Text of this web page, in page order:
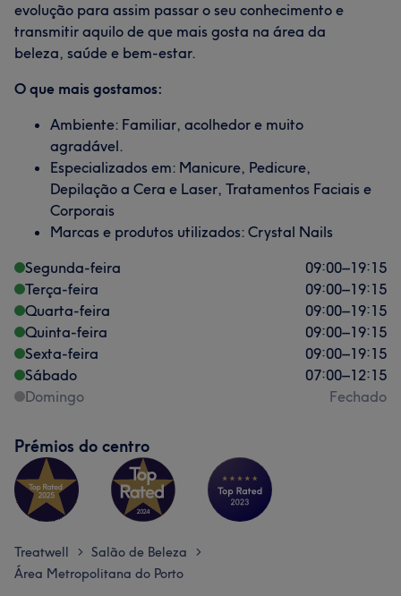
evolução para assim passar o seu conhecimento e
transmitir aquilo de que mais gosta na área da
beleza, saúde e bem-estar.
O que mais gostamos:
Ambiente: Familiar, acolhedor e muito
agradável.
Especializados em: Manicure, Pedicure,
Depilação a Cera e Laser, Tratamentos Faciais e
Corporais
Marcas e produtos utilizados: Crystal Nails
Segunda-feira
09:00–19:15
Terça-feira
09:00–19:15
Quarta-feira
09:00–19:15
Quinta-feira
09:00–19:15
Sexta-feira
09:00–19:15
Sábado
07:00–12:15
Domingo
Fechado
Prémios do centro
Treatwell > Salão de Beleza >
Área Metropolitana do Porto